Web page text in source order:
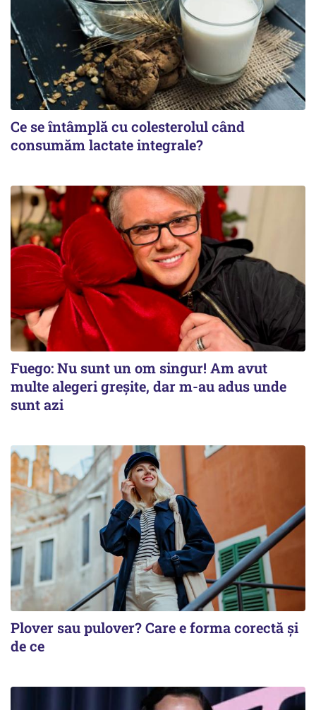
Ce se întâmplă cu colesterolul când
consumăm lactate integrale?
Fuego: Nu sunt un om singur! Am avut
multe alegeri greșite, dar m-au adus unde
sunt azi
Plover sau pulover? Care e forma corectă și
de ce